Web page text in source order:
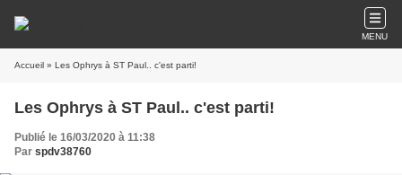
MENU
Accueil » Les Ophrys à ST Paul.. c'est parti!
Les Ophrys à ST Paul.. c'est parti!
Publié le 16/03/2020 à 11:38
Par spdv38760